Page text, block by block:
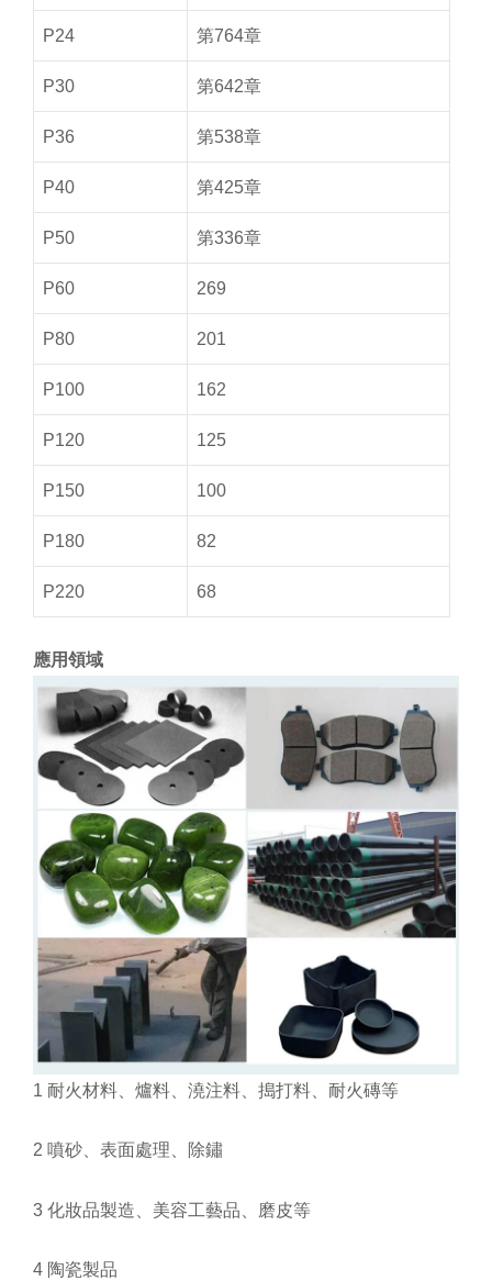
P24 第764章
P30 第642章
P36 第538章
P40 第425章
P50 第336章
P60 269
P80 201
P100 162
P120 125
P150 100
P180 82
P220 68
應用領域
1 耐火材料、爐料、澆注料、搗打料、耐火磚等
2 噴砂、表面處理、除鏽
3 化妝品製造、美容工藝品、磨皮等
4 陶瓷製品